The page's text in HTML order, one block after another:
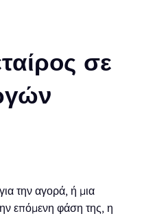
σε
την αγορά, ή μια
την επόμενη φάση της, η